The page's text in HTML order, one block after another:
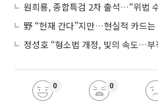
원희룡, 종합특검 2차 출석…“위법
野 “헌재 간다”지만…현실적 카드는
0 0